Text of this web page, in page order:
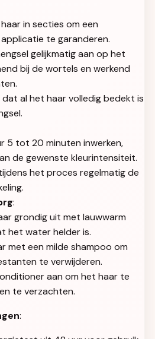
in secties om een
te garanderen.
gelijkmatig aan op het
bij de wortels en werkend
al het haar volledig bedekt is
5 tot 20 minuten inwerken,
de gewenste kleurintensiteit.
het proces regelmatig de
:
grondig uit met lauwwarm
het water helder is.
met een milde shampoo om
te verwijderen.
aan om het haar te
te verzachten.
: